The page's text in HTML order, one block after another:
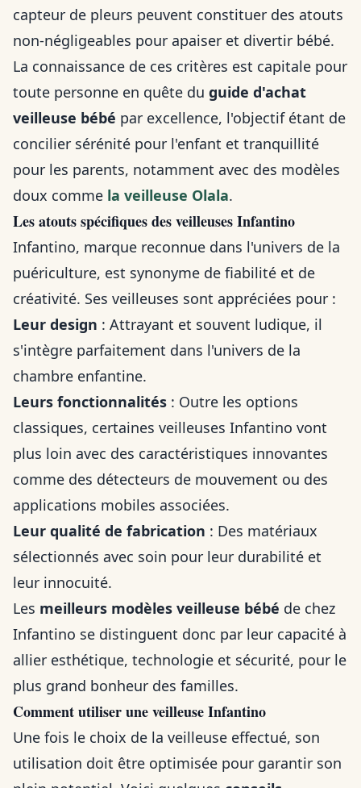
capteur de pleurs peuvent constituer des atouts
non-négligeables pour apaiser et divertir bébé.
La connaissance de ces critères est capitale pour
toute personne en quête du guide d'achat
veilleuse bébé par excellence, l'objectif étant de
concilier sérénité pour l'enfant et tranquillité
pour les parents, notamment avec des modèles
doux comme la veilleuse Olala.
Les atouts spécifiques des veilleuses Infantino
Infantino, marque reconnue dans l'univers de la
puériculture, est synonyme de fiabilité et de
créativité. Ses veilleuses sont appréciées pour :
Leur design : Attrayant et souvent ludique, il
s'intègre parfaitement dans l'univers de la
chambre enfantine.
Leurs fonctionnalités : Outre les options
classiques, certaines veilleuses Infantino vont
plus loin avec des caractéristiques innovantes
comme des détecteurs de mouvement ou des
applications mobiles associées.
Leur qualité de fabrication : Des matériaux
sélectionnés avec soin pour leur durabilité et
leur innocuité.
Les meilleurs modèles veilleuse bébé de chez
Infantino se distinguent donc par leur capacité à
allier esthétique, technologie et sécurité, pour le
plus grand bonheur des familles.
Comment utiliser une veilleuse Infantino
Une fois le choix de la veilleuse effectué, son
utilisation doit être optimisée pour garantir son